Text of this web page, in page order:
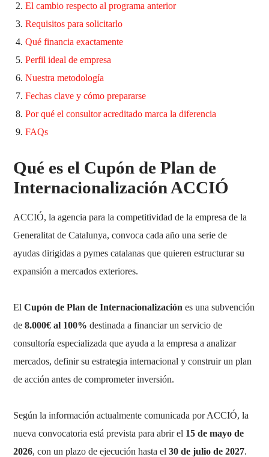
El cambio respecto al programa anterior
Requisitos para solicitarlo
Qué financia exactamente
Perfil ideal de empresa
Nuestra metodología
Fechas clave y cómo prepararse
Por qué el consultor acreditado marca la diferencia
FAQs
Qué es el Cupón de Plan de
Internacionalización ACCIÓ
ACCIÓ, la agencia para la competitividad de la empresa de la
Generalitat de Catalunya, convoca cada año una serie de
ayudas dirigidas a pymes catalanas que quieren estructurar su
expansión a mercados exteriores.
ElCupón de Plan de Internacionalización es una subvención
de8.000€ al 100% destinada a financiar un servicio de
consultoría especializada que ayuda a la empresa a analizar
mercados, definir su estrategia internacional y construir un plan
de acción antes de comprometer inversión.
Según la información actualmente comunicada por ACCIÓ, la
nueva convocatoria está prevista para abrir el 15 de mayo de
2026, con un plazo de ejecución hasta el30 de julio de 2027.